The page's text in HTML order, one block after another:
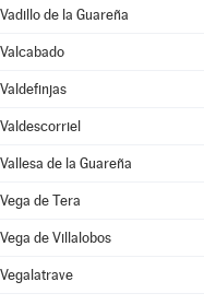
Vadillo de la Guareña
Valcabado
Valdefinjas
Valdescorriel
Vallesa de la Guareña
Vega de Tera
Vega de Villalobos
Vegalatrave